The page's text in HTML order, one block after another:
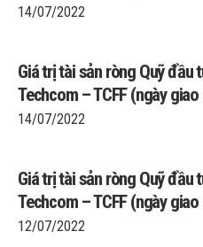
14/07/2022
Giá trị tài sản ròng Quỹ đầu
Techcom – TCFF (ngày
14/07/2022
Giá trị tài sản ròng Quỹ đầu
Techcom – TCFF (ngày
12/07/2022